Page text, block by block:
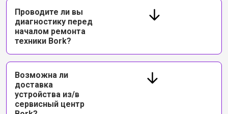
Проводите ли вы
диагностику перед
началом ремонта
техники Bork?
Возможна ли
доставка
устройства из/в
сервисный центр